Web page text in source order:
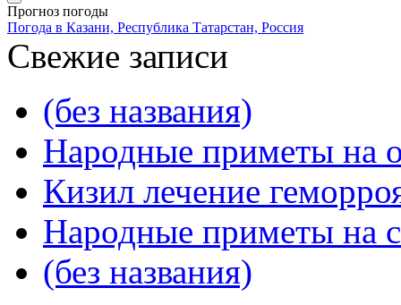
Прогноз погоды
Погода в Казани, Республика Татарстан, Россия
Свежие записи
(без названия)
Народные приметы на
Кизил лечение
Народные приметы на
(без названия)